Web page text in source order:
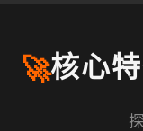
🚀核心